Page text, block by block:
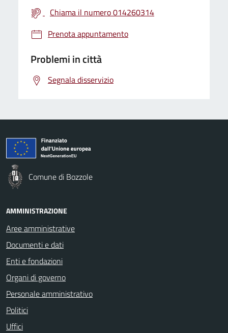
Chiama il numero 014260314
Prenota appuntamento
Problemi in città
Segnala disservizio
Comune di Bozzole
AMMINISTRAZIONE
Aree amministrative
Documenti e dati
Enti e fondazioni
Organi di governo
Personale amministrativo
Politici
Uffici